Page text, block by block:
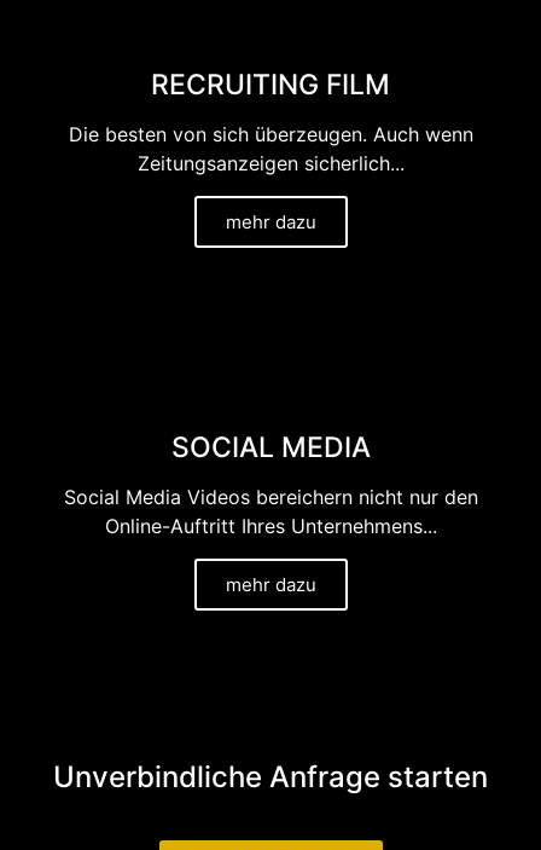
RECRUITING FILM
Die besten von sich überzeugen. Auch wenn
Zeitungsanzeigen sicherlich...
mehr dazu
SOCIAL MEDIA
Social Media Videos bereichern nicht nur den
Online-Auftritt Ihres Unternehmens...
mehr dazu
Unverbindliche Anfrage starten